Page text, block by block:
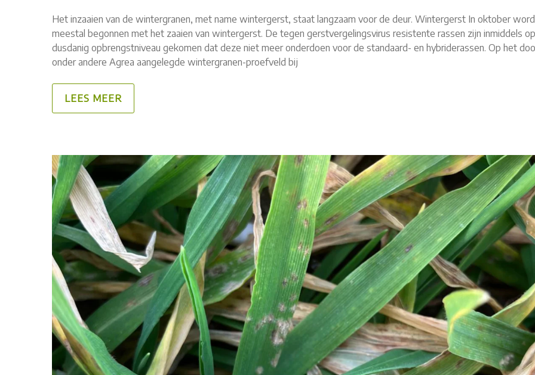
Het inzaaien van de wintergranen, met name wintergerst, staat langzaam voor de deur. Wintergerst In oktober
meestal begonnen met het zaaien van wintergerst. De tegen gerstvergelingsvirus resistente rassen zijn inmiddels
dusdanig opbrengstniveau gekomen dat deze niet meer onderdoen voor de standaard- en hybriderassen. Op het
onder andere Agrea aangelegde wintergranen-proefveld bij
LEES MEER